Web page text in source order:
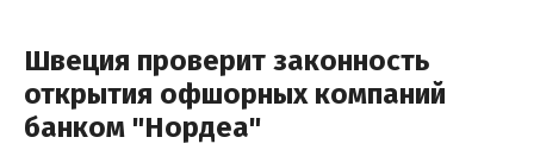
Швеция проверит законность
открытия офшорных компаний
банком "Нордеа"